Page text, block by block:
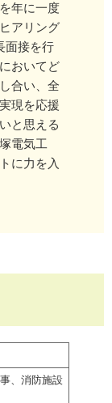
年に一度
アリング
面接を行
おいてど
合い、全
現を応援
と思える
電気工
に力を入
、消防施設